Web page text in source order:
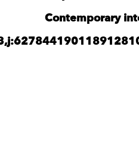
Contemporary